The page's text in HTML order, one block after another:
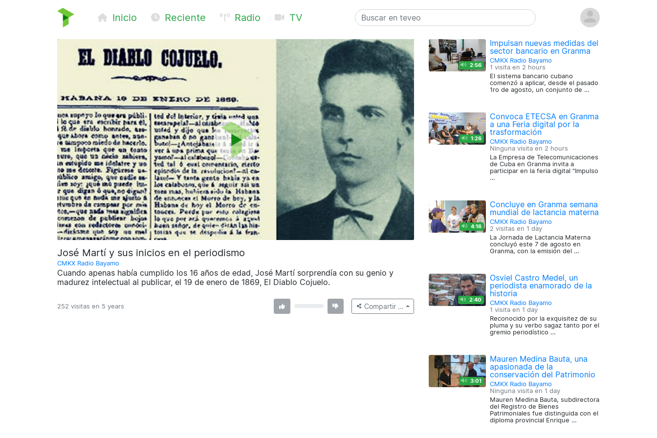
Inicio Reciente Radio TV
José Martí y sus inicios en el periodismo
CMKX Radio Bayamo
Cuando apenas había cumplido los 16 años de edad, José Martí sorprendía con su genio y
madurez intelectual al publicar, el 19 de enero de 1869, El Diablo Cojuelo.
252 visitas en 5 years Compartir …
2:56
Impulsan nuevas medidas del
sector bancario en Granma
CMKX Radio Bayamo
1 visita en 2 hours
El sistema bancario cubano
comenzó a aplicar, desde el pasado
1ro de agosto, un conjunto de …
1:26
Convoca ETECSA en Granma
a una Feria digital por la
trasformación
CMKX Radio Bayamo
Ninguna visita en 2 hours
La Empresa de Telecomunicaciones
de Cuba en Granma invita a
participar en la feria digital “Impulso
…
4:16
Concluye en Granma semana
mundial de lactancia materna
CMKX Radio Bayamo
2 visitas en 1 day
La Jornada de Lactancia Materna
concluyó este 7 de agosto en
Granma, con la emisión del …
2:40
Osviel Castro Medel, un
periodista enamorado de la
historia
CMKX Radio Bayamo
1 visita en 1 day
Reconocido por la exquisitez de su
pluma y su verbo sagaz tanto por el
gremio periodístico …
3:01
Mauren Medina Bauta, una
apasionada de la
conservación del Patrimonio
CMKX Radio Bayamo
Ninguna visita en 1 day
Mauren Medina Bauta, subdirectora
del Registro de Bienes
Patrimoniales fue distinguida con el
diploma provincial Enrique …